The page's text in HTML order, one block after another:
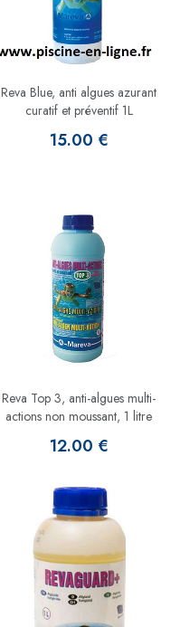
Reva Blue, anti algues azurant
curatif et préventif 1L
15.00 €
Reva Top 3, anti-algues multi-
actions non moussant, 1 litre
12.00 €